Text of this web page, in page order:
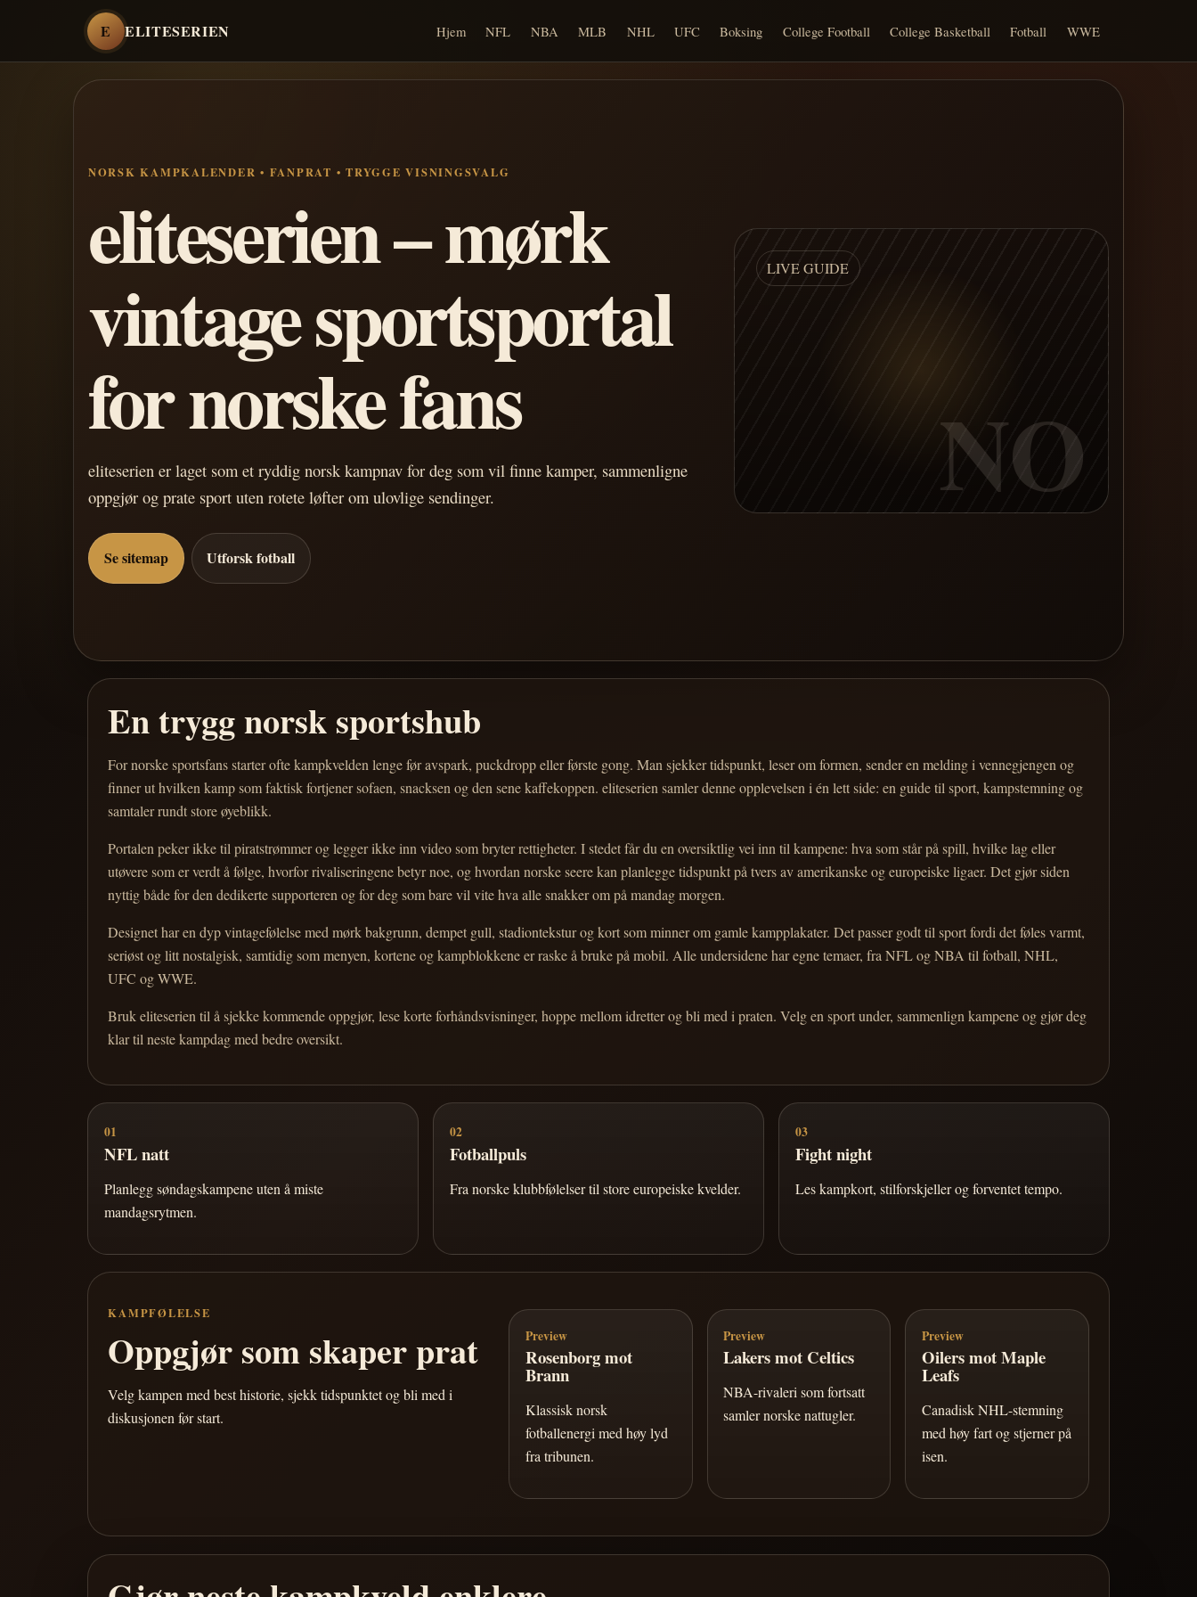
E ELITESERIEN Hjem NFL NBA MLB NHL UFC Boksing College Football College Basketball Fotball WWE
NORSK KAMPKALENDER • FANPRAT • TRYGGE VISNINGSVALG
eliteserien – mørk
vintage sportsportal
for norske fans
eliteserien er laget som et ryddig norsk kampnav for deg som vil finne kamper, sammenligne
oppgjør og prate sport uten rotete løfter om ulovlige sendinger.
Se sitemap Utforsk fotball
LIVE GUIDE
NO
En trygg norsk sportshub
For norske sportsfans starter ofte kampkvelden lenge før avspark, puckdropp eller første gong. Man sjekker tidspunkt, leser om formen, sender en melding i vennegjengen og
finner ut hvilken kamp som faktisk fortjener sofaen, snacksen og den sene kaffekoppen. eliteserien samler denne opplevelsen i én lett side: en guide til sport, kampstemning og
samtaler rundt store øyeblikk.
Portalen peker ikke til piratstrømmer og legger ikke inn video som bryter rettigheter. I stedet får du en oversiktlig vei inn til kampene: hva som står på spill, hvilke lag eller
utøvere som er verdt å følge, hvorfor rivaliseringene betyr noe, og hvordan norske seere kan planlegge tidspunkt på tvers av amerikanske og europeiske ligaer. Det gjør siden
nyttig både for den dedikerte supporteren og for deg som bare vil vite hva alle snakker om på mandag morgen.
Designet har en dyp vintagefølelse med mørk bakgrunn, dempet gull, stadiontekstur og kort som minner om gamle kampplakater. Det passer godt til sport fordi det føles varmt,
seriøst og litt nostalgisk, samtidig som menyen, kortene og kampblokkene er raske å bruke på mobil. Alle undersidene har egne temaer, fra NFL og NBA til fotball, NHL,
UFC og WWE.
Bruk eliteserien til å sjekke kommende oppgjør, lese korte forhåndsvisninger, hoppe mellom idretter og bli med i praten. Velg en sport under, sammenlign kampene og gjør deg
klar til neste kampdag med bedre oversikt.
01
NFL natt
Planlegg søndagskampene uten å miste
mandagsrytmen.
02
Fotballpuls
Fra norske klubbfølelser til store europeiske kvelder.
03
Fight night
Les kampkort, stilforskjeller og forventet tempo.
KAMPFØLELSE
Oppgjør som skaper prat
Velg kampen med best historie, sjekk tidspunktet og bli med i
diskusjonen før start.
Preview
Rosenborg mot
Brann
Klassisk norsk
fotballenergi med høy lyd
fra tribunen.
Preview
Lakers mot Celtics
NBA-rivaleri som fortsatt
samler norske nattugler.
Preview
Oilers mot Maple
Leafs
Canadisk NHL-stemning
med høy fart og stjerner på
isen.